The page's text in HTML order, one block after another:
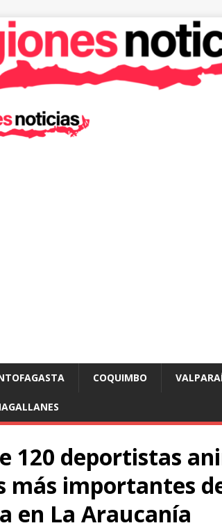
COQUIMBO
120 deportistas
más importantes
en La Araucanía